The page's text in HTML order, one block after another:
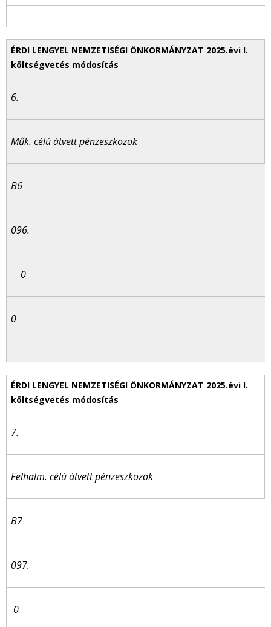
6.
Műk. célú átvett pénzeszközök
B6
096.
0
0
7.
Felhalm. célú átvett pénzeszközök
B7
097.
0